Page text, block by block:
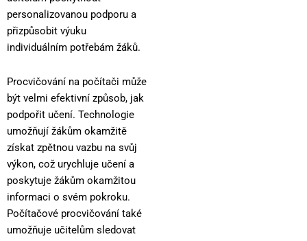
personalizovanou podporu a
přizpůsobit výuku
individuálním potřebám žáků.
Procvičování na počítači může
být velmi efektivní způsob, jak
podpořit učení. Technologie
umožňují žákům okamžitě
získat zpětnou vazbu na svůj
výkon, což urychluje učení a
poskytuje žákům okamžitou
informaci o svém pokroku.
Počítačové procvičování také
umožňuje učitelům sledovat